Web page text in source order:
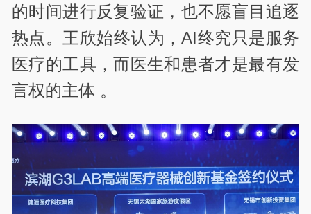
的时间进行反复验证，也不愿盲目追逐
热点。王欣始终认为，AI终究只是服务
医疗的工具，而医生和患者才是最有发
言权的主体 。